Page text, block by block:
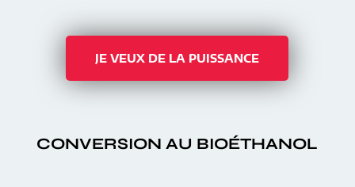
JE VEUX DE LA PUISSANCE
CONVERSION AU BIOÉTHANOL